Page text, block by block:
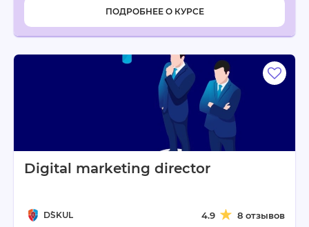
ПОДРОБНЕЕ О КУРСЕ
Digital marketing director
D`SKUL 4.9 8 отзывов